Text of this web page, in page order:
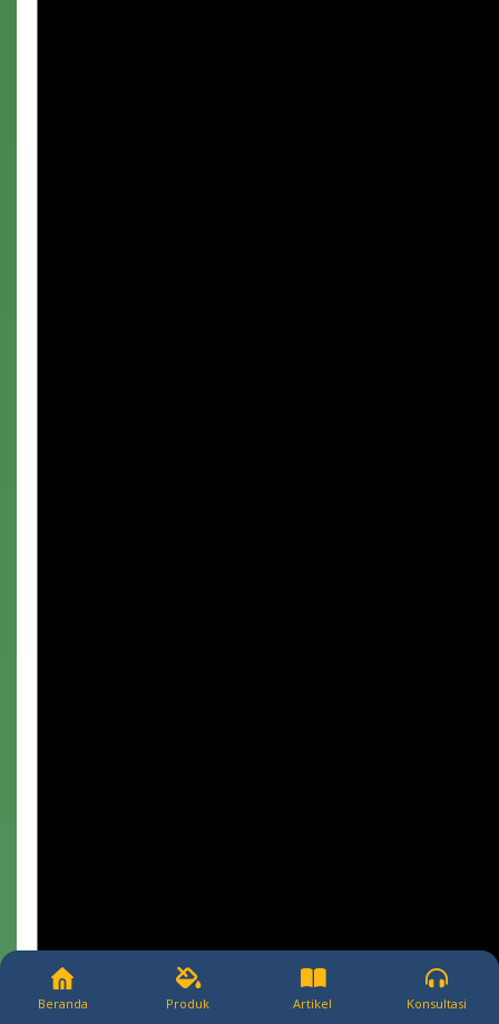
Beranda Produk Artikel Konsultasi